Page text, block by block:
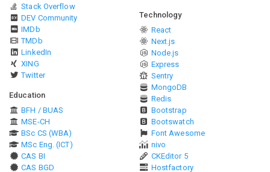
Stack Overflow
DEV Community
IMDb
TMDb
LinkedIn
XING
Twitter
Education
BFH / BUAS
MSE-CH
BSc CS (WBA)
MSc Eng. (ICT)
CAS BI
CAS BGD
Technology
React
Next.js
Node.js
Express
Sentry
MongoDB
Redis
Bootstrap
Bootswatch
Font Awesome
nivo
CKEditor 5
Hostfactory